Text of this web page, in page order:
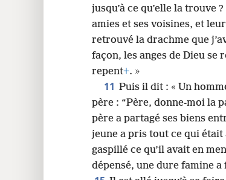
jusqu’à ce qu’elle la trouve ?
amies et ses voisines, et
retrouvé la drachme que
façon, les anges de Dieu se
repent+. »
11 Puis il dit : « Un
père : “Père, donne-moi la
père a partagé ses biens
jeune a pris tout ce qui
gaspillé ce qu’il avait en
dépensé, une dure famine a